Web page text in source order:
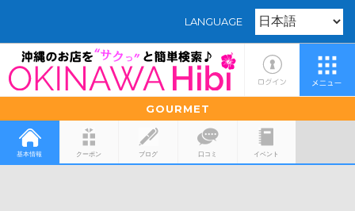
LANGUAGE
GOURMET
基本情報 クーポン ブログ 口コミ イベント